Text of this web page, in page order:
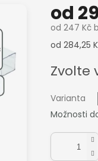
od
od 247 Kč
Měrná
od 284,25
Zvolte
Varianta
Možnosti